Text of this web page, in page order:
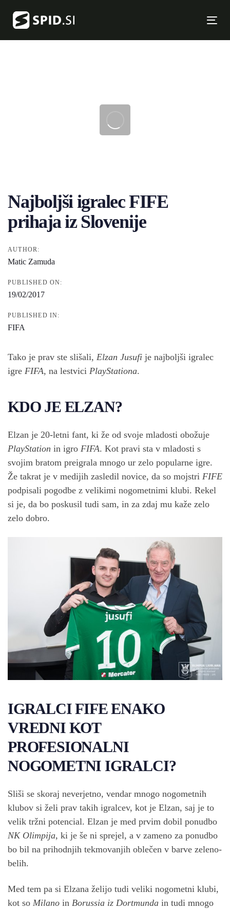
links
Najboljši igralec FIFE
prihaja iz Slovenije
AUTHOR:
Matic Zamuda
PUBLISHED ON:
19/02/2017
PUBLISHED IN:
FIFA
Tako je prav ste slišali, Elzan Jusufi je najboljši igralec
igre FIFA, na lestvici PlayStationa.
KDO JE ELZAN?
Elzan je 20-letni fant, ki že od svoje mladosti obožuje
PlayStation in igro FIFA. Kot pravi sta v mladosti s
svojim bratom preigrala mnogo ur zelo popularne igre.
Že takrat je v medijih zasledil novice, da so mojstri FIFE
podpisali pogodbe z velikimi nogometnimi klubi. Rekel
si je, da bo poskusil tudi sam, in za zdaj mu kaže zelo
zelo dobro.
IGRALCI FIFE ENAKO
VREDNI KOT
PROFESIONALNI
NOGOMETNI IGRALCI?
Sliši se skoraj neverjetno, vendar mnogo nogometnih
klubov si želi prav takih igralcev, kot je Elzan, saj je to
velik tržni potencial. Elzan je med prvim dobil ponudbo
NK Olimpija, ki je še ni sprejel, a v zameno za ponudbo
bo bil na prihodnjih tekmovanjih oblečen v barve zeleno-
belih.
Med tem pa si Elzana želijo tudi veliki nogometni klubi,
kot so Milano in Borussia iz Dortmunda in tudi mnogo